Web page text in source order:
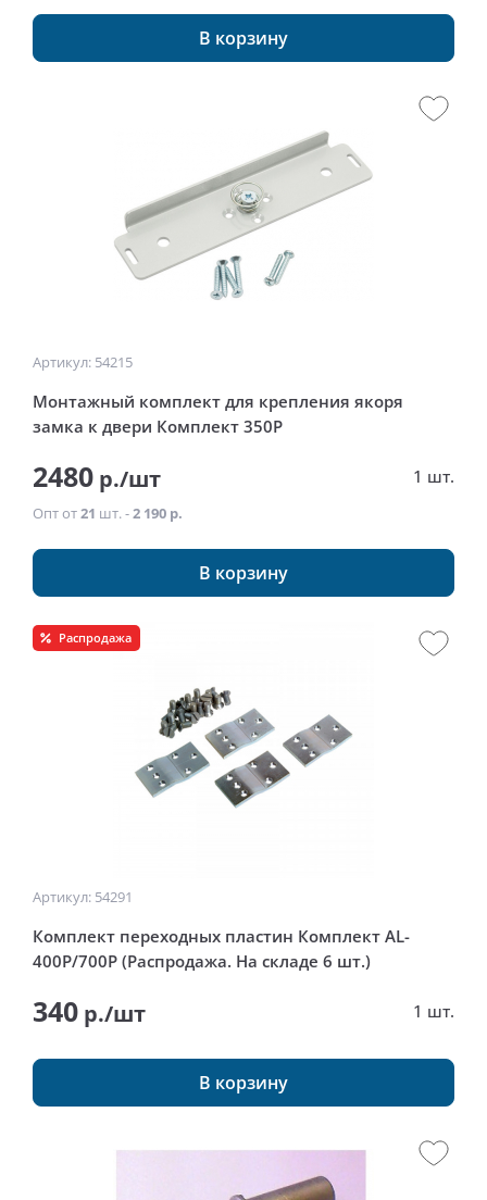
В корзину
Артикул: 54215
Монтажный комплект для крепления якоря
замка к двери Комплект 350Р
2480 р./шт 1 шт.
Опт от21 шт. -2 190 р.
В корзину
Распродажа
Артикул: 54291
Комплект переходных пластин Комплект AL-
400P/700Р (Распродажа. На складе 6 шт.)
340 р./шт 1 шт.
В корзину